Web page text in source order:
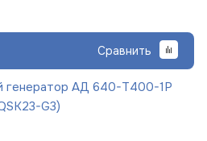
Сравнить
генератор АД 640-Т400-1Р
G3)